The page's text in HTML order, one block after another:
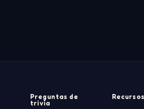
Preguntas de
trivia
Recursos